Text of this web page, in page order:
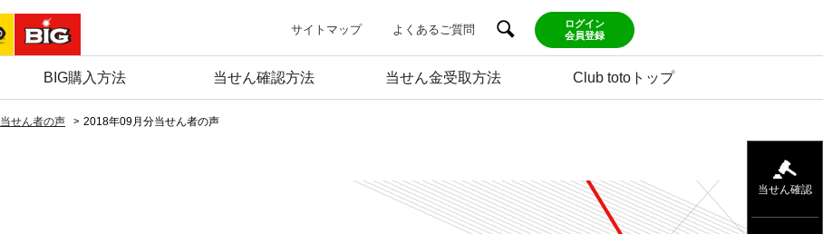
サイトマップ よくあるご質問
ログイン
会員登録
BIG購入方法 当せん確認方法 当せん金受取方法 Club totoトップ
当せん者の声 2018年09月分当せん者の声
当せん確認